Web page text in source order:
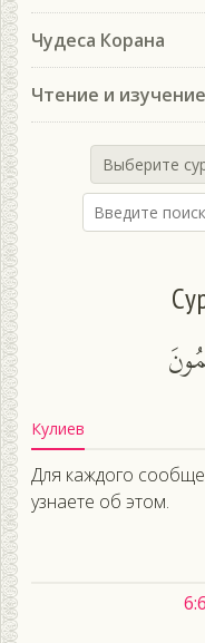
Чудеса Корана
Чтение и
Выберите
Кулиев
Для каждого
узнаете об этом.